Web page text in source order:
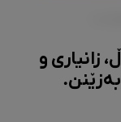
زانیاری و